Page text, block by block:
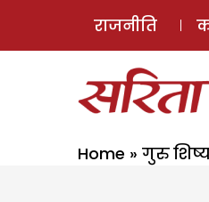
राजनीति
Home » गुरु